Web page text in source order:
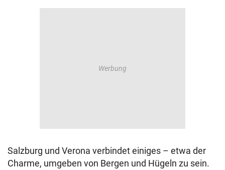
Salzburg und Verona verbindet einiges – etwa der
Charme, umgeben von Bergen und Hügeln zu sein.